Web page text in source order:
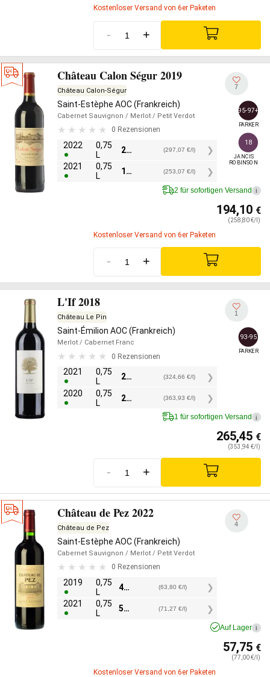
Kostenloser Versand von 6er Paketen
- +
Château Calon Ségur 2019
Château Calon-Ségur
Saint-Estèphe AOC (Frankreich)
Cabernet Sauvignon / Merlot / Petit Verdot
0 Rezensionen
2022
0,75
L
222,80 (297,07 €/l)
2021
0,75
L
189,81 (253,07 €/l)
7
95-97+
PARKER
18
JANCIS
ROBINSON
2 für sofortigen Versand i
194,10 €
(258,80 €/l)
Kostenloser Versand von 6er Paketen
- +
L'If 2018
Château Le Pin
Saint-Émilion AOC (Frankreich)
Merlot / Cabernet Franc
0 Rezensionen
2021
0,75
L
243,50 (324,66 €/l)
2020
0,75
L
272,95 (363,93 €/l)
1
93-95
PARKER
1 für sofortigen Versand i
265,45 €
(353,94 €/l)
- +
Château de Pez 2022
Château de Pez
Saint-Estèphe AOC (Frankreich)
Cabernet Sauvignon / Merlot / Petit Verdot
0 Rezensionen
2019
0,75
L
47,85 (63,80 €/l)
2021
0,75
L
53,45 (71,27 €/l)
4
Auf Lager i
57,75 €
(77,00 €/l)
Kostenloser Versand von 6er Paketen